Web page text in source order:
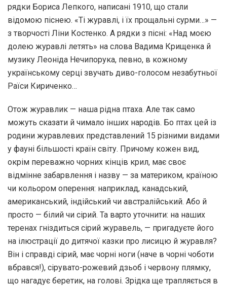
рядки Бориса Лепкого, написані 1910, що стали
відомою піснею. «Ті журавлі, і їх прощальні сурми…» —
з творчості Ліни Костенко. А рядки з пісні: «Над моєю
долею журавлі летять» на слова Вадима Крищенка й
музику Леоніда Нечипорука, певно, в кожному
українському серці звучать диво-голосом незабутньої
Раїси Кириченко…
Отож журавлик — наша рідна птаха. Але так само
можуть сказати й чимало інших народів. Бо птах цей із
родини журавлевих представлений 15 різними видами
у фауні більшості країн світу. Причому кожен вид,
окрім переважно чорних кінців крил, має своє
відмінне забарвлення і назву — за материком, країною
чи кольором оперення: наприклад, канадський,
американський, індійський чи австралійський. Або й
просто — білий чи сірий. Та варто уточнити: на наших
теренах гніздиться сірий журавель, — пригадуєте його
на ілюстрації до дитячої казки про лисицю й журавля?
Він і справді сірий, має чорні ноги (наче в чорні чоботи
вбрався!), сірувато-рожевий дзьоб і червону плямку,
що нагадує беретик, на голові. Зрідка ще трапляється в